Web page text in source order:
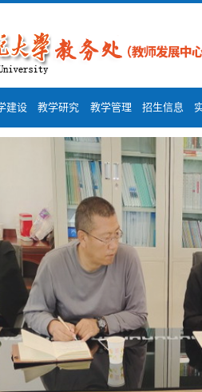
建设 教学研究 教学管理 招生信息